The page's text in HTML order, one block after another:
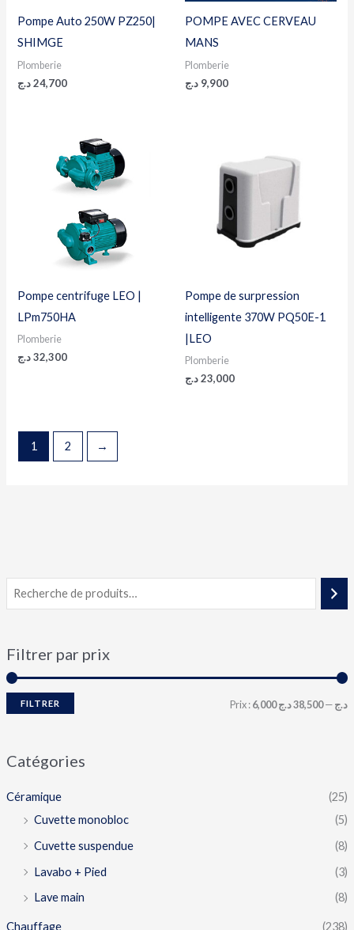
Filtrer par prix
FILTRER Prix : 6,000 د.ج—38,500 د.ج
Catégories
Céramique
(25)
Cuvette monobloc
(5)
Cuvette suspendue
(8)
Lavabo + Pied
(3)
Lave main
(8)
Chauffage (238)
Pompe Auto 250W PZ250|
SHIMGE
Plomberie
24,700 د.ج
POMPE AVEC CERVEAU
MANS
Plomberie
9,900 د.ج
Pompe centrifuge LEO |
LPm750HA
Plomberie
32,300 د.ج
Pompe de surpression
intelligente 370W PQ50E-1
|LEO
Plomberie
23,000د.ج
1 2 →